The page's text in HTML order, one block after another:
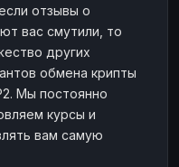
отзывы о
вас смутили, то
других
обмена крипты
Мы постоянно
курсы и
вам самую